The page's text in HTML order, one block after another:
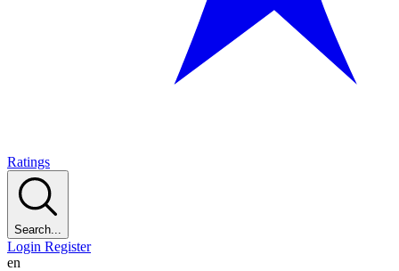
Ratings
Search...
Login Register
en